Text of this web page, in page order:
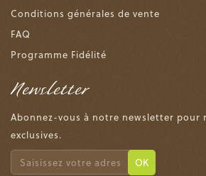
Conditions générales de vente
FAQ
Programme Fidélité
Newsletter
Abonnez-vous à notre newsletter pour
exclusives.
OK